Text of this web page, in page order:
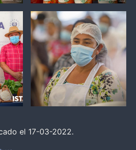
el 17-03-2022.